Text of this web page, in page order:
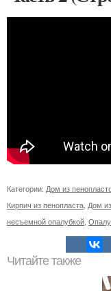
Категории: Дом из
Кирпич из пенопласта Дом
несъемной опалубкой
Читайте также